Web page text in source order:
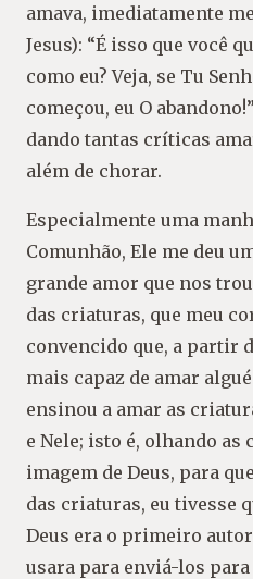
amava, imediatamente
Jesus): “É isso que você
como eu? Veja, se Tu
começou, eu O
dando tantas críticas
além de chorar.
Especialmente uma
Comunhão, Ele me deu
grande amor que nos
das criaturas, que meu
convencido que, a partir
mais capaz de amar
ensinou a amar as
e Nele; isto é, olhando as
imagem de Deus, para
das criaturas, eu tivesse
Deus era o primeiro autor
usara para enviá-los